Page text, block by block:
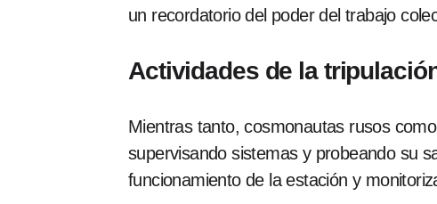
un recordatorio del poder del trabajo
Actividades de la
Mientras tanto, cosmonautas rusos como
supervisando sistemas y probeando su
funcionamiento de la estación y